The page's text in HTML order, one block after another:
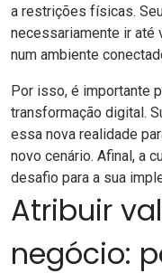
a restrições físicas.
necessariamente ir até
num ambiente
Por isso, é importante
transformação digital.
essa nova realidade
novo cenário. Afinal, a
desafio para a sua
Atribuir
negócio: